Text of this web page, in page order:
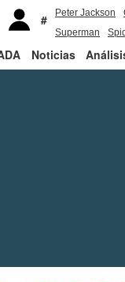
Peter Jackson
Superman
Noticias